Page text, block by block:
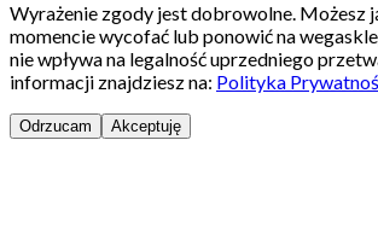
Wyrażenie zgody jest dobrowolne. Możesz
momencie wycofać lub ponowić na
nie wpływa na legalność uprzedniego
informacji znajdziesz na: Polityka
Odrzucam Akceptuję